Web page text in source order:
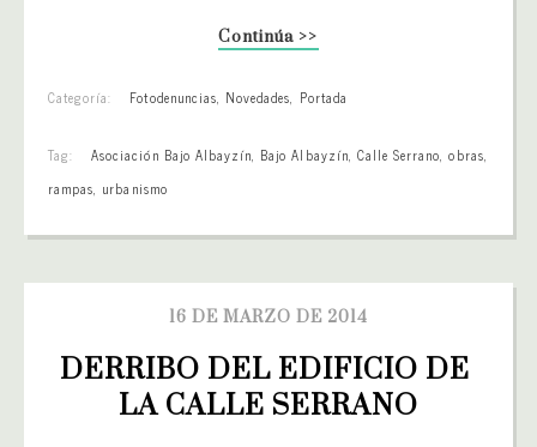
Continúa >>
Categoría: Fotodenuncias, Novedades, Portada
Tag: Asociación Bajo Albayzín, Bajo Albayzín, Calle Serrano,obras,
rampas, urbanismo
16 DE MARZO DE 2014
DERRIBO DEL EDIFICIO DE
LA CALLE SERRANO